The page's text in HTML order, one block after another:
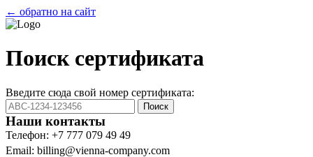
← обратно на сайт
Поиск сертификата
Введите сюда свой номер сертификата:
Поиск
Наши контакты
Телефон: +7 777 079 49 49
Email: billing@vienna-company.com